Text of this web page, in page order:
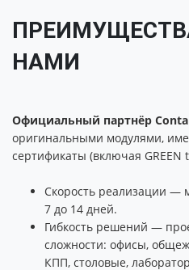
НАМИ
Официальный партнёр
оригинальными модулями,
сертификаты (включая GREEN
Скорость реализации —
7 до 14 дней.
Гибкость решений —
сложности: офисы,
КПП, столовые,